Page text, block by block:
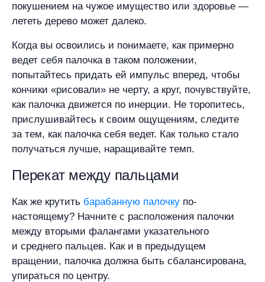
покушением на чужое имущество или здоровье —
лететь дерево может далеко.
Когда вы освоились и понимаете, как примерно
ведет себя палочка в таком положении,
попытайтесь придать ей импульс вперед, чтобы
кончики «рисовали» не черту, а круг, почувствуйте,
как палочка движется по инерции. Не торопитесь,
прислушивайтесь к своим ощущениям, следите
за тем, как палочка себя ведет. Как только стало
получаться лучше, наращивайте темп.
Перекат между пальцами
Как же крутить барабанную палочку по-
настоящему? Начните с расположения палочки
между вторыми фалангами указательного
и среднего пальцев. Как и в предыдущем
вращении, палочка должна быть сбалансирована,
упираться по центру.